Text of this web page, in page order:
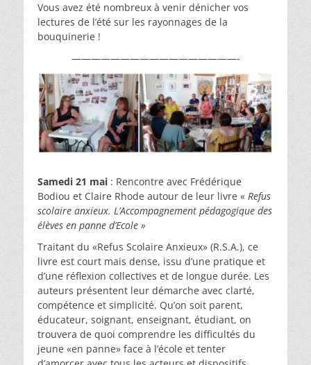
Vous avez été nombreux à venir dénicher vos
lectures de l’été sur les rayonnages de la
bouquinerie !
—————————————————-
Samedi 21 mai : Rencontre avec Frédérique
Bodiou et Claire Rhode autour de leur livre « Refus
scolaire anxieux. L’Accompagnement pédagogique des
élèves en panne d’Ecole »
Traitant du «Refus Scolaire Anxieux» (R.S.A.), ce
livre est court mais dense, issu d’une pratique et
d’une réflexion collectives et de longue durée. Les
auteurs présentent leur démarche avec clarté,
compétence et simplicité. Qu’on soit parent,
éducateur, soignant, enseignant, étudiant, on
trouvera de quoi comprendre les difficultés du
jeune «en panne» face à l’école et tenter